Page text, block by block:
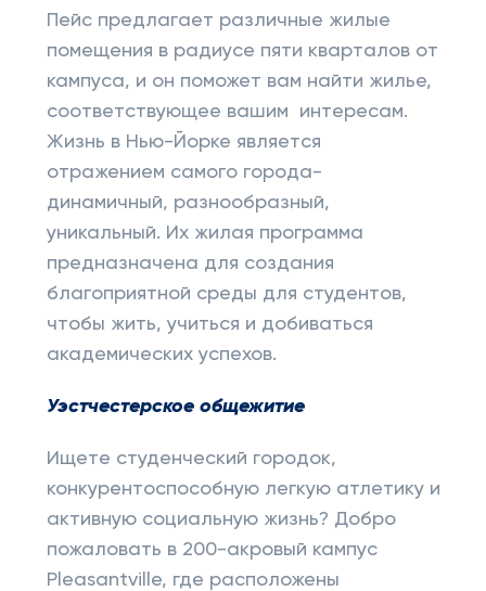
Пейс предлагает различные жилые
помещения в радиусе пяти кварталов от
кампуса, и он поможет вам найти жилье,
соответствующее вашим интересам.
Жизнь в Нью-Йорке является
отражением самого города-
динамичный, разнообразный,
уникальный. Их жилая программа
предназначена для создания
благоприятной среды для студентов,
чтобы жить, учиться и добиваться
академических успехов.
Уэстчестерское общежитие
Ищете студенческий городок,
конкурентоспособную легкую атлетику и
активную социальную жизнь? Добро
пожаловать в 200-акровый кампус
Pleasantville, где расположены